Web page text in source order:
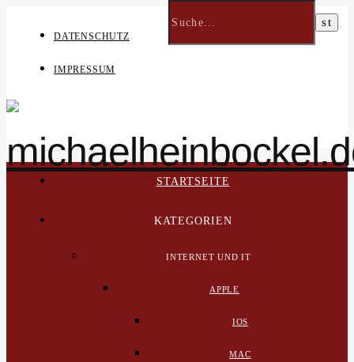
DATENSCHUTZ
IMPRESSUM
STARTSEITE
KATEGORIEN
INTERNET UND IT
APPLE
IOS
MAC